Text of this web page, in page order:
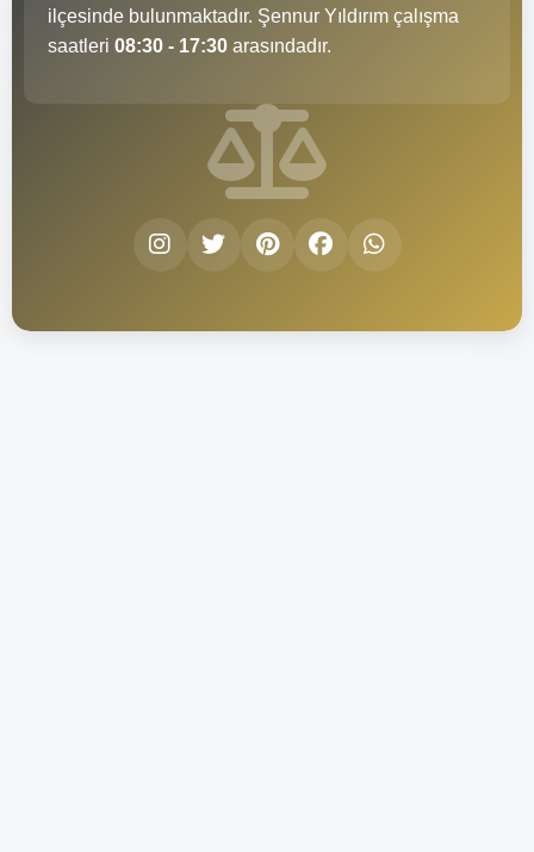
ilçesinde bulunmaktadır. Şennur Yıldırım çalışma
saatleri 08:30 - 17:30 arasındadır.